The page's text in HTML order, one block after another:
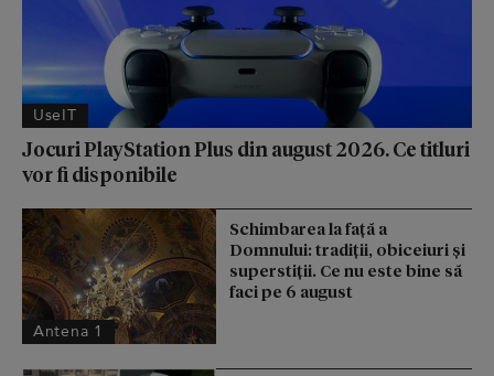
UseIT
Jocuri PlayStation Plus din august 2026. Ce titluri
vor fi disponibile
Antena 1
Schimbarea la față a
Domnului: tradiții, obiceiuri și
superstiții. Ce nu este bine să
faci pe 6 august